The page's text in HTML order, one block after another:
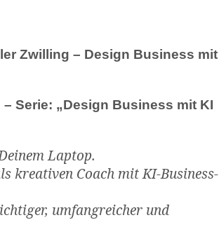
Zwilling – Design Business mit
Serie: „Design Business mit KI
Laptop.
kreativen Coach mit KI-Business-
umfangreicher und